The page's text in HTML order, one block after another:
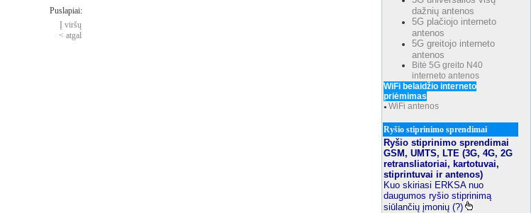
Puslapiai:
Į viršų
< atgal
dažnių antenos
5G plačiojo interneto
antenos
5G greitojo interneto
antenos
Bitė 5G greito N40
interneto antenos
WiFi belaidžio interneto
priėmimas
● WiFi antenos
Ryšio stiprinimo sprendimai
Ryšio stiprinimo sprendimai
GSM, UMTS, LTE (3G, 4G, 2G
retransliatoriai, kartotuvai,
stiprintuvai ir antenos)
Kuo skiriasi ERKSA nuo
daugumos ryšio stiprinimą
siūlančių įmonių (?)